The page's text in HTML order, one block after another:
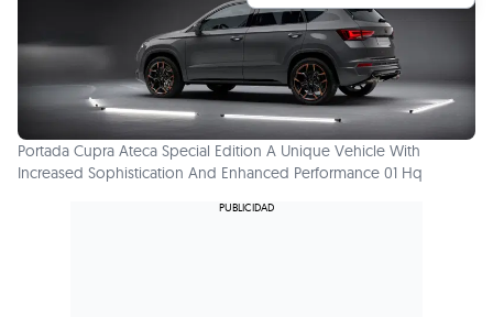
Portada Cupra Ateca Special Edition A Unique Vehicle With
Increased Sophistication And Enhanced Performance 01 Hq